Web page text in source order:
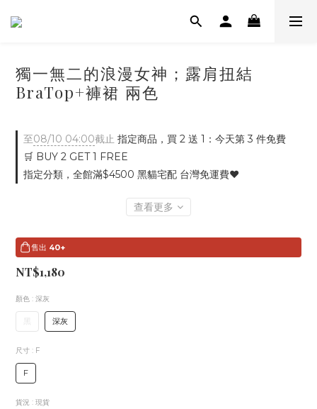
獨一無二的浪漫女神；露肩扭結
BraTop+褲裙 兩色
至08/10 04:00截止 指定商品，買 2 送 1：今天第 3 件免費
🛒 BUY 2 GET 1 FREE
指定分類，全館滿$4500 黑貓宅配 台灣免運費♥
查看更多
售出 40+
NT$1,180
顏色 : 深灰
深灰
尺寸 : F
F
貨況 : 現貨